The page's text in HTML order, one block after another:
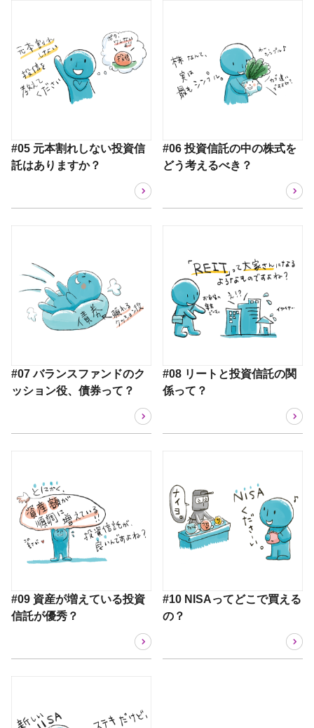
#05 元本割れしない投資信
託はありますか？
#06 投資信託の中の株式を
どう考えるべき？
#07 バランスファンドのク
ッション役、債券って？
#08 リートと投資信託の関
係って？
#09 資産が増えている投資
信託が優秀？
#10 NISAってどこで買える
の？